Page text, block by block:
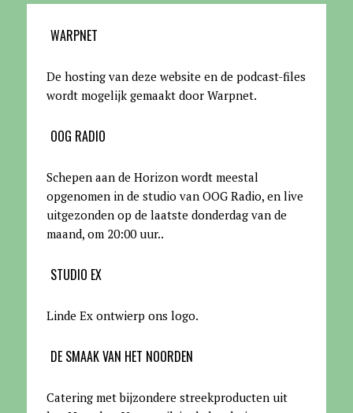
WARPNET
De hosting van deze website en de podcast-files
wordt mogelijk gemaakt door Warpnet.
OOG RADIO
Schepen aan de Horizon wordt meestal
opgenomen in de studio van OOG Radio, en live
uitgezonden op de laatste donderdag van de
maand, om 20:00 uur..
STUDIO EX
Linde Ex ontwierp ons logo.
DE SMAAK VAN HET NOORDEN
Catering met bijzondere streekproducten uit